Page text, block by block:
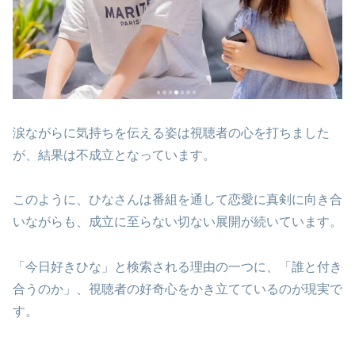
涙ながらに気持ちを伝える姿は視聴者の心を打ちました
が、結果は不成立となっています。
このように、ひなさんは番組を通して恋愛に真剣に向き合
いながらも、成立に至らない切ない展開が続いています。
「今日好きひな」と検索される理由の一つに、「誰と付き
合うのか」、視聴者の好奇心をかき立てているのが現実で
す。